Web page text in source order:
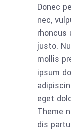
Donec
nec,
rhoncus
justo.
mollis
ipsum
eget
Theme
dis